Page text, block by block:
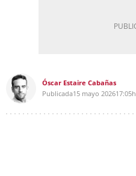
Óscar Estaire Cabañas
Publicada15 mayo 202617:05h